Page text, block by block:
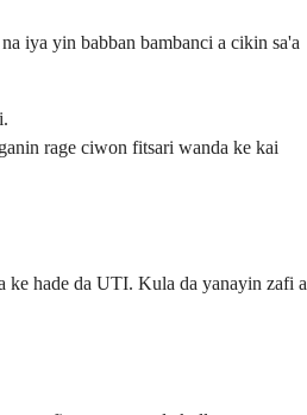
na iya yin babban bambanci a cikin sa'a
rage ciwon fitsari wanda ke kai
ke hade da UTI. Kula da yanayin zafi a